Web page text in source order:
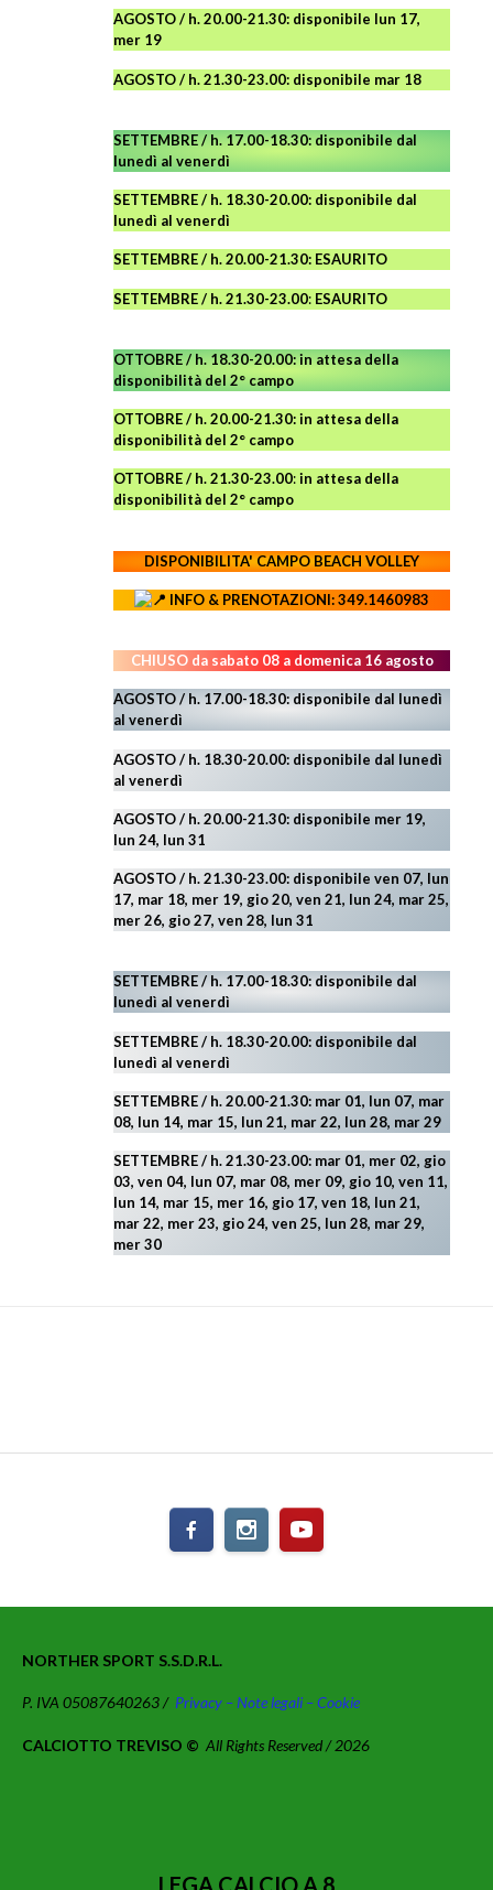
AGOSTO / h. 20.00-21.30: disponibile lun 17,
mer 19
AGOSTO/ h. 21.30-23.00: disponibile mar 18
SETTEMBRE / h. 17.00-18.30: disponibile dal
lunedì al venerdì
SETTEMBRE / h. 18.30-20.00: disponibile dal
lunedì al venerdì
SETTEMBRE / h. 20.00-21.30: ESAURITO
SETTEMBRE / h. 21.30-23.00: ESAURITO
OTTOBRE / h. 18.30-20.00:in attesa della
disponibilità del 2° campo
OTTOBRE / h. 20.00-21.30:in attesa della
disponibilità del 2° campo
OTTOBRE / h. 21.30-23.00:in attesa della
disponibilità del 2° campo
DISPONIBILITA' CAMPOBEACH VOLLEY
INFO & PRENOTAZIONI: 349.1460983
CHIUSO da sabato 08 a domenica 16 agosto
AGOSTO / h. 17.00-18.30: disponibile dal lunedì
al venerdì
AGOSTO/ h. 18.30-20.00: disponibile dal lunedì
al venerdì
AGOSTO / h. 20.00-21.30: disponibile mer 19,
lun 24, lun 31
AGOSTO/ h. 21.30-23.00: disponibile ven 07, lun
17, mar 18, mer 19, gio 20, ven 21, lun 24, mar 25,
mer 26, gio 27, ven 28, lun 31
SETTEMBRE / h. 17.00-18.30: disponibile dal
lunedì al venerdì
SETTEMBRE / h. 18.30-20.00: disponibile dal
lunedì al venerdì
SETTEMBRE / h. 20.00-21.30: mar 01, lun 07, mar
08, lun 14, mar 15, lun 21, mar 22, lun 28, mar 29
SETTEMBRE / h. 21.30-23.00: mar 01, mer 02, gio
03, ven 04, lun 07, mar 08, mer 09, gio 10, ven 11,
lun 14, mar 15, mer 16, gio 17, ven 18, lun 21,
mar 22, mer 23, gio 24, ven 25, lun 28, mar 29,
mer 30
NORTHER SPORT S.S.D.R.L.
P. IVA 05087640263 / Privacy – Note legali – Cookie
CALCIOTTO TREVISO © All Rights Reserved / 2026
LEGA CALCIO A 8